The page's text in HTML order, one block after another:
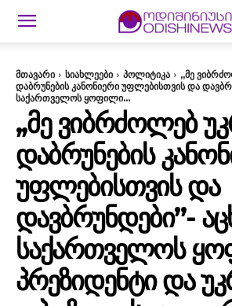
მთავარი სიახლეები პოლიტიკა
,,მე
დაბრუნების კანონიერი უფლებისთვის და
საქართველოს ყოფილი...
,,ᲛᲔ ᲕᲘᲑᲠᲫᲝᲚᲔᲑ
ᲓᲐᲑᲠᲣᲜᲔᲑᲘᲡ
ᲣᲤᲚᲔᲑᲘᲡᲗᲕᲘᲡ ᲓᲐ
ᲓᲐᲕᲑᲠᲣᲜᲓᲔᲑᲘ”-
ᲡᲐᲥᲐᲠᲗᲕᲔᲚᲝᲡ
ᲞᲠᲔᲖᲘᲓᲔᲜᲢᲘ ᲓᲐ